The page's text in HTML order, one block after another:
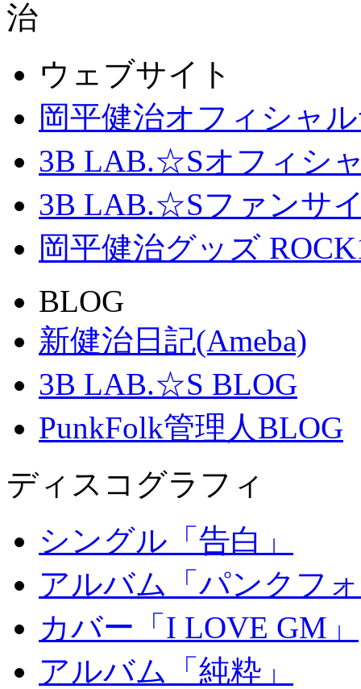
ウェブサイト
岡平健治オフィシャ
3B LAB.☆Sオフィシ
3B LAB.☆Sファンサイ
岡平健治グッズ
BLOG
新健治日記(Ameba)
3B LAB.☆S BLOG
PunkFolk管理人BLOG
ディスコグラフィ
シングル「告白」
アルバム「パンクフ
カバー「I LOVE GM」
アルバム「純粋」